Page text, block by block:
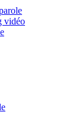
vidéo